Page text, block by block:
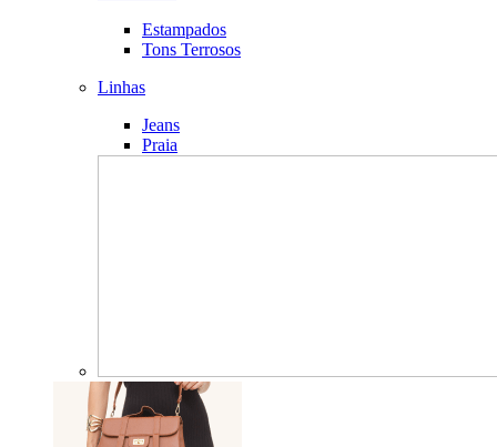
Estampados
Tons Terrosos
Linhas
Jeans
Praia